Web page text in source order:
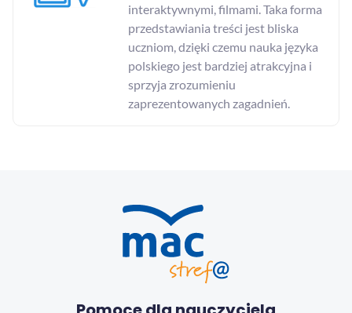
interaktywnymi, filmami. Taka forma
przedstawiania treści jest bliska
uczniom, dzięki czemu nauka języka
polskiego jest bardziej atrakcyjna i
sprzyja zrozumieniu
zaprezentowanych zagadnień.